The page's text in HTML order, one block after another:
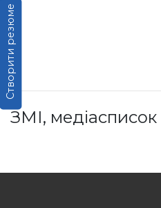
Створити резюме
ЗМІ, медіасписок